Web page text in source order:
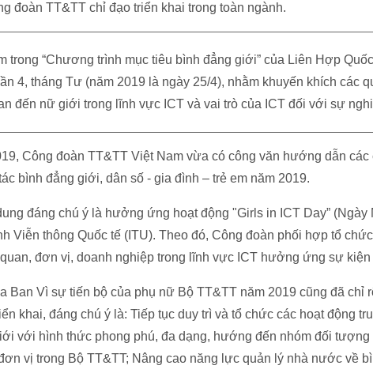
đoàn TT&TT chỉ đạo triển khai trong toàn ngành.
trong “Chương trình mục tiêu bình đẳng giới” của Liên Hợp
4, tháng Tư (năm 2019 là ngày 25/4), nhằm khuyến khích các
đến nữ giới trong lĩnh vực ICT và vai trò của ICT đối với sự
Công đoàn TT&TT Việt Nam vừa có công văn hướng dẫn
bình đẳng giới, dân số - gia đình – trẻ em năm 2019.
đáng chú ý là hưởng ứng hoạt động "Girls in ICT Day”
Viễn thông Quốc tế (ITU). Theo đó, Công đoàn phối hợp tổ
đơn vị, doanh nghiệp trong lĩnh vực ICT hưởng ứng sự kiện
Ban Vì sự tiến bộ của phụ nữ Bộ TT&TT năm 2019 cũng đã chỉ
khai, đáng chú ý là: Tiếp tục duy trì và tổ chức các hoạt động
với hình thức phong phú, đa dạng, hướng đến nhóm đối tượng
vị trong Bộ TT&TT; Nâng cao năng lực quản lý nhà nước về